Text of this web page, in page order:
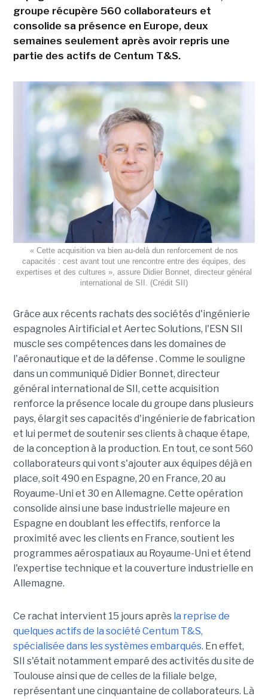
groupe récupère 560 collaborateurs et
consolide sa présence en Europe, deux
semaines seulement après avoir repris une
partie des actifs de Centum T&S.
« Cette acquisition va bien au-delà dun renforcement de nos
capacités : cest avant tout une rencontre entre des équipes, des
expertises et des cultures », assure Didier Bonnet, directeur général
international de SII. (Crédit SII)
Grâce aux récents rachats des sociétés d'ingénierie
espagnoles Airtificial et Aertec Solutions, l'ESN SII
muscle ses compétences dans les domaines de
l'aéronautique et de la défense . Comme le souligne
dans un communiqué Didier Bonnet, directeur
général international de SII, cette acquisition
renforce la présence locale du groupe dans plusieurs
pays, élargit ses capacités d'ingénierie de fabrication
et lui permet de soutenir ses clients à chaque étape,
de la conception à la production. En tout, ce sont 560
collaborateurs qui vont s'ajouter aux équipes déjà en
place, soit 490 en Espagne, 20 en France, 20 au
Royaume-Uni et 30 en Allemagne. Cette opération
consolide ainsi une base industrielle majeure en
Espagne en doublant les effectifs, renforce la
proximité avec les clients en France, soutient les
programmes aérospatiaux au Royaume-Uni et étend
l'expertise technique et la couverture industrielle en
Allemagne.
Ce rachat intervient 15 jours après la reprise de
quelques actifs de la société Centum T&S,
spécialisée dans les systèmes embarqués. En effet,
SII s'était notamment emparé des activités du site de
Toulouse ainsi que de celles de la filiale belge,
représentant une cinquantaine de collaborateurs. Là